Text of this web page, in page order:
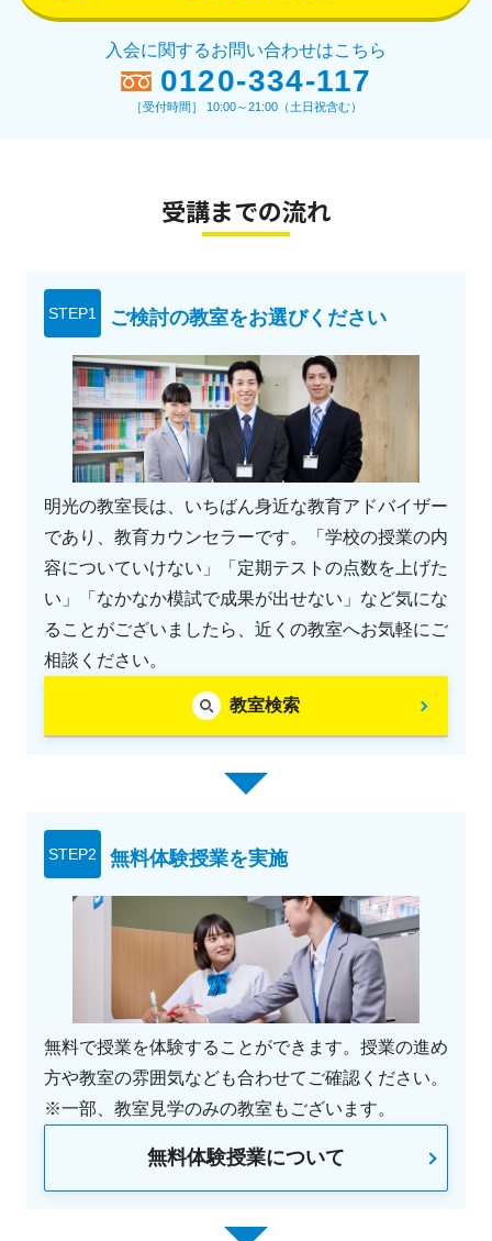
入会に関するお問い合わせはこちら
0120-334-117
［受付時間］ 10:00～21:00（土日祝含む）
受講までの流れ
STEP1 ご検討の教室をお選びください
明光の教室長は、いちばん身近な教育アドバイザー
であり、教育カウンセラーです。「学校の授業の内
容についていけない」「定期テストの点数を上げた
い」「なかなか模試で成果が出せない」など気にな
ることがございましたら、近くの教室へお気軽にご
相談ください。
教室検索
STEP2 無料体験授業を実施
無料で授業を体験することができます。授業の進め
方や教室の雰囲気なども合わせてご確認ください。
※一部、教室見学のみの教室もございます。
無料体験授業について